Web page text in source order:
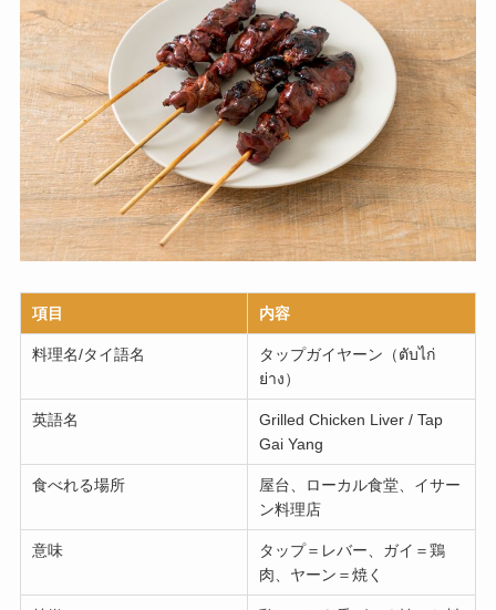
項目 内容
料理名/タイ語名
タップガイヤーン（ตับไก่
ย่าง）
英語名
Grilled Chicken Liver / Tap
Gai Yang
食べれる場所
屋台、ローカル食堂、イサー
ン料理店
意味
タップ＝レバー、ガイ＝鶏
肉、ヤーン＝焼く